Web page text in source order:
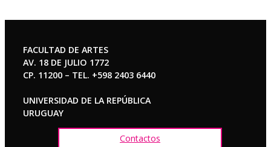
FACULTAD DE ARTES
AV. 18 DE JULIO 1772
CP. 11200 – TEL. +598 2403 6440
UNIVERSIDAD DE LA REPÚBLICA
URUGUAY
Contactos